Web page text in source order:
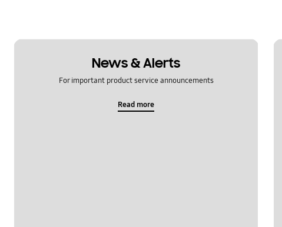
News & Alerts
For important product service announcements
Read more